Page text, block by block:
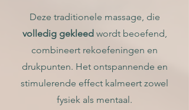
Deze traditionele massage, die
volledig gekleed wordt beoefend,
combineert rekoefeningen en
drukpunten. Het ontspannende en
stimulerende effect kalmeert zowel
fysiek als mentaal.